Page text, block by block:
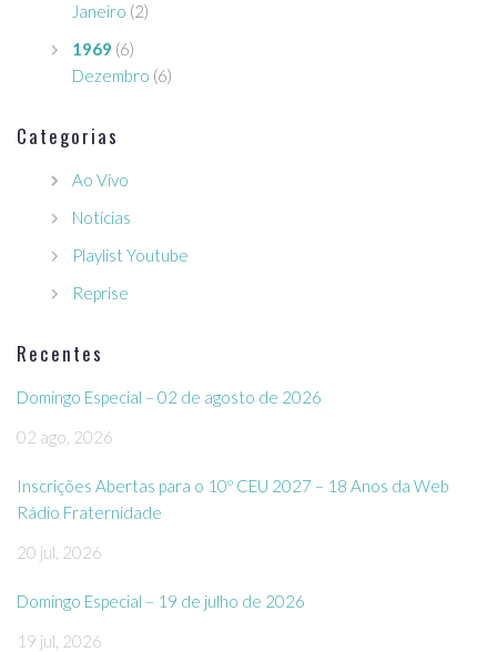
Janeiro (2)
1969 (6)
Dezembro (6)
Categorias
Ao Vivo
Notícias
Playlist Youtube
Reprise
Recentes
Domingo Especial – 02 de agosto de 2026
02 ago, 2026
Inscrições Abertas para o 10º CEU 2027 – 18 Anos da Web
Rádio Fraternidade
20 jul, 2026
Domingo Especial – 19 de julho de 2026
19 jul, 2026